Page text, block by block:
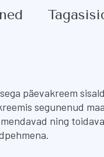
päevakreem
segunenud
ning